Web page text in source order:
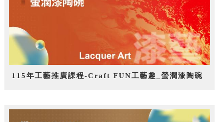
115年工藝推廣課程-Craft FUN工藝趣_螢潤漆陶碗